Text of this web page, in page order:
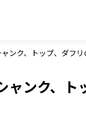
ンク、トップ、ダフ
ャンク、ト